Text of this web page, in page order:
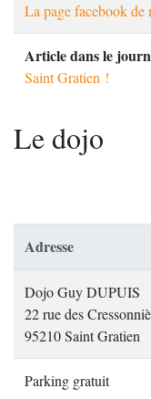
La page facebook
Article dans le
Saint Gratien !
Le dojo
Adresse
Dojo Guy DUPUIS
22 rue des
95210 Saint Gratien
Parking gratuit